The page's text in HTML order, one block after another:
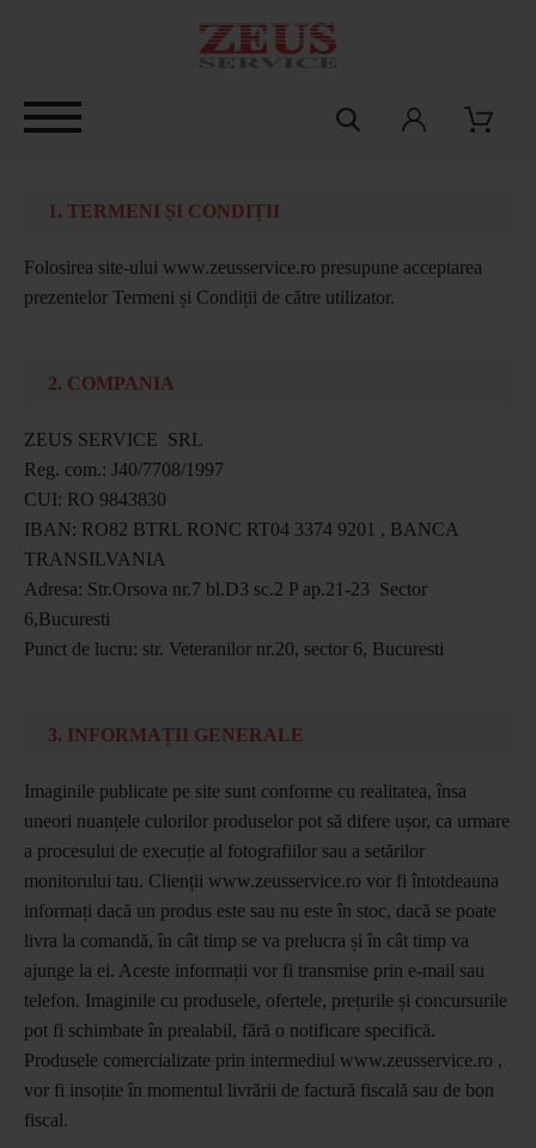
1. TERMENI ȘI CONDIȚII
Folosirea site-ului www.zeusservice.ro presupune acceptarea
prezentelor Termeni și Condiții de către utilizator.
2. COMPANIA
ZEUS SERVICE SRL
Reg. com.: J40/7708/1997
CUI: RO 9843830
IBAN: RO82 BTRL RONC RT04 3374 9201 , BANCA
TRANSILVANIA
Adresa: Str.Orsova nr.7 bl.D3 sc.2 P ap.21-23 Sector
6,Bucuresti
Punct de lucru: str. Veteranilor nr.20, sector 6, Bucuresti
3. INFORMAȚII GENERALE
Imaginile publicate pe site sunt conforme cu realitatea, însa
uneori nuanțele culorilor produselor pot să difere ușor, ca urmare
a procesului de execuție al fotografiilor sau a setărilor
monitorului tau. Clienții www.zeusservice.ro vor fi întotdeauna
informați dacă un produs este sau nu este în stoc, dacă se poate
livra la comandă, în cât timp se va prelucra și în cât timp va
ajunge la ei. Aceste informații vor fi transmise prin e-mail sau
telefon. Imaginile cu produsele, ofertele, prețurile și concursurile
pot fi schimbate în prealabil, fără o notificare specifică.
Produsele comercializate prin intermediul www.zeusservice.ro ,
vor fi insoțite în momentul livrării de factură fiscală sau de bon
fiscal.